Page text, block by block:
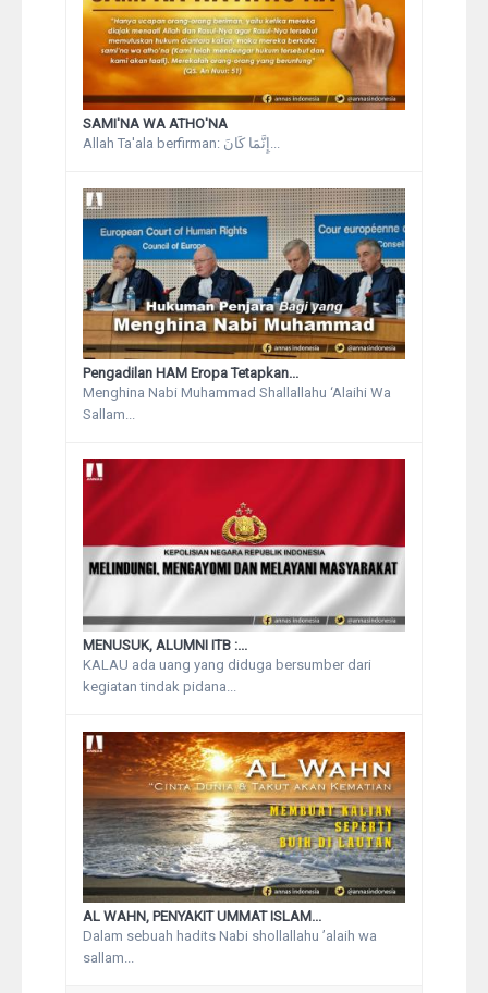
SAMI'NA WA ATHO'NA
Allah Ta'ala berfirman: إِنَّمَا كَانَ...
Pengadilan HAM Eropa Tetapkan...
Menghina Nabi Muhammad Shallallahu ‘Alaihi Wa
Sallam...
MENUSUK, ALUMNI ITB :...
KALAU ada uang yang diduga bersumber dari
kegiatan tindak pidana...
AL WAHN, PENYAKIT UMMAT ISLAM...
Dalam sebuah hadits Nabi shollallahu ’alaih wa
sallam...